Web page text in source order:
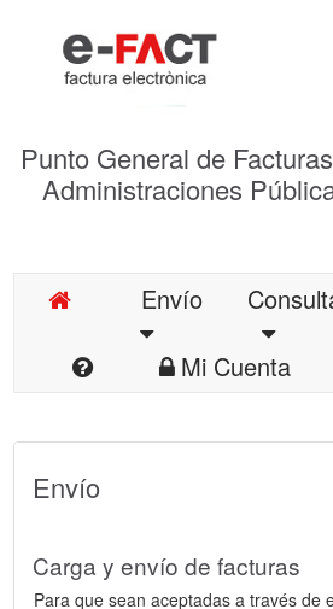
Punto General de
Administraciones
Envío
Mi Cuenta
Envío
Carga y envío de facturas
Para que sean aceptadas a través de